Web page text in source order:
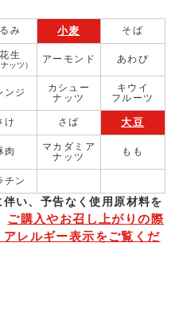
み 小麦 そば
生
ナッツ） アーモンド あわび
ンジ
カシュー
ナッツ
キウイ
フルーツ
け さば 大豆
肉
マカダミア
ナッツ
もも
チン
い、予告なく使⽤原材料を
ご購入やお召し上がりの際
レルギー表示をご覧くだ